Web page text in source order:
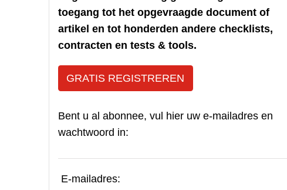
toegang tot het opgevraagde document of
artikel en tot honderden andere checklists,
contracten en tests & tools.
GRATIS REGISTREREN
Bent u al abonnee, vul hier uw e-mailadres en
wachtwoord in:
E-mailadres: